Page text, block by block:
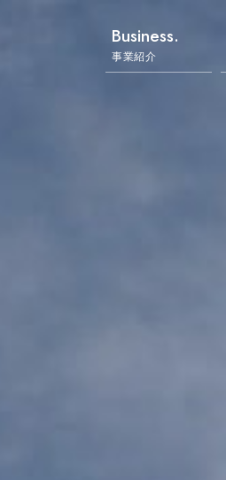
Business.
事業紹介